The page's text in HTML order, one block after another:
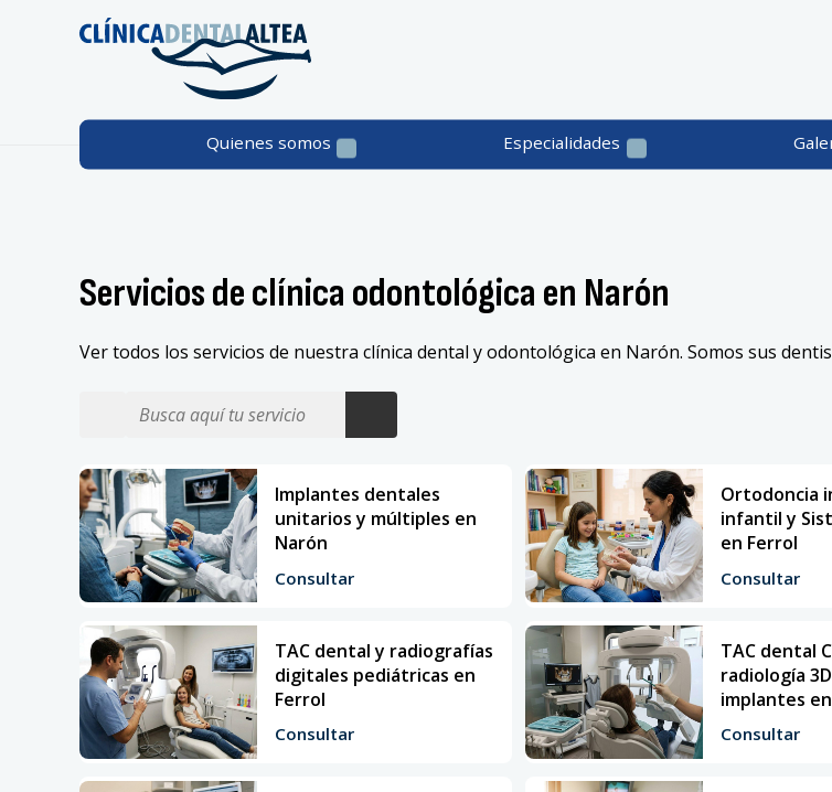
Quienes somos Especialidades
Servicios de clínica odontológica en Narón
Ver todos los servicios de nuestra clínica dental y odontológica en Narón. Somos sus
Implantes
Implantes en Ferrol
Odontopediatria
Odontopediatría en Ferrol
Ortodoncia
Ortodoncia en Ferrol
Implantes dentales
unitarios y múltiples en
Narón
Consultar
Ortodoncia
infantil y
en Ferrol
Consultar
TAC dental y radiografías
digitales pediátricas en
Ferrol
Consultar
TAC dental
radiología
implantes
Consultar